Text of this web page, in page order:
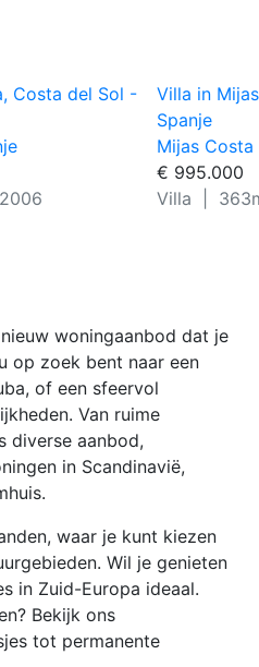
Costa del Sol -
Villa in
Spanje
Mijas
€ 995.000
Villa |
woningaanbod dat je
op zoek bent naar een
of een sfeervol
Van ruime
diverse aanbod,
in Scandinavië,
waar je kunt kiezen
Wil je genieten
in Zuid-Europa ideaal.
Bekijk ons
tot permanente